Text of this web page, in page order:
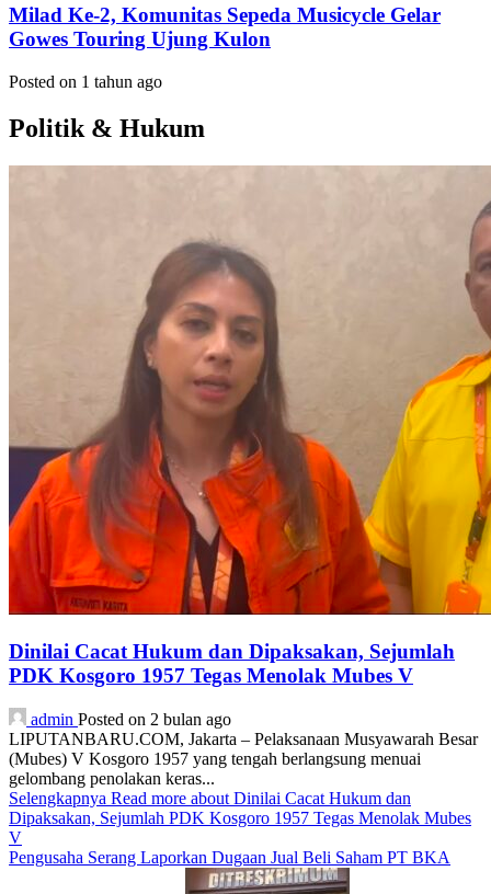
Milad Ke-2, Komunitas Sepeda Musicycle Gelar
Gowes Touring Ujung Kulon
Posted on 1 tahun ago
Politik & Hukum
Dinilai Cacat Hukum dan Dipaksakan, Sejumlah
PDK Kosgoro 1957 Tegas Menolak Mubes V
admin Posted on 2 bulan ago
LIPUTANBARU.COM, Jakarta – Pelaksanaan Musyawarah Besar
(Mubes) V Kosgoro 1957 yang tengah berlangsung menuai
gelombang penolakan keras...
Selengkapnya Read more about Dinilai Cacat Hukum dan
Dipaksakan, Sejumlah PDK Kosgoro 1957 Tegas Menolak Mubes
V
Pengusaha Serang Laporkan Dugaan Jual Beli Saham PT BKA